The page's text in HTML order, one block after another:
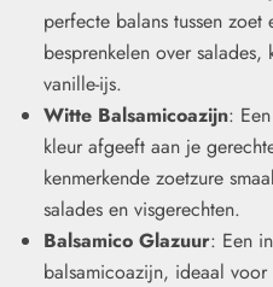
perfecte balans tussen
besprenkelen over
vanille-ijs.
Witte Balsamicoazijn:
kleur afgeeft aan je
kenmerkende zoetzure
salades en visgerechten.
Balsamico Glazuur: Een
balsamicoazijn, ideaal